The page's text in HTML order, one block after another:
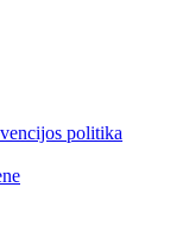
politika